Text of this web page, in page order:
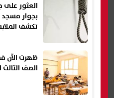
العثور
بجوار
تكشف
ظهرت الآن
الصف الثالث